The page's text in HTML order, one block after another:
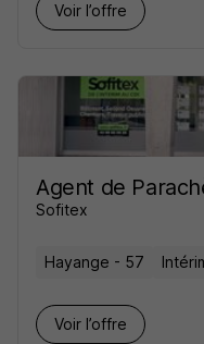
Voir l’offre
Agent de
Sofitex
Hayange - 57
Voir l’offre